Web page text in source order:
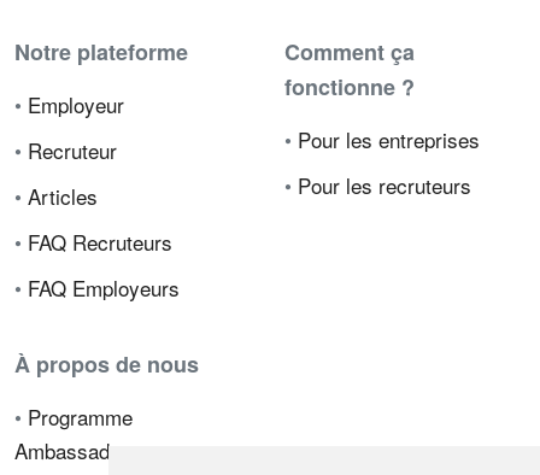
Notre plateforme
• Employeur
• Recruteur
• Articles
• FAQ Recruteurs
• FAQ Employeurs
Comment ça
fonctionne ?
• Pour les entreprises
• Pour les recruteurs
À propos de nous
• Programme
Ambassadeur